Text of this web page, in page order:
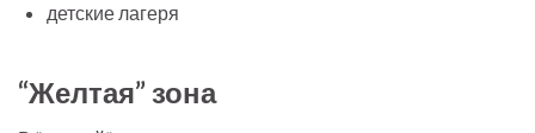
детские лагеря
“Желтая” зона